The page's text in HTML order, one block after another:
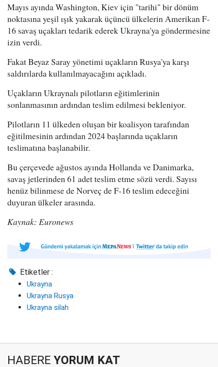
Mayıs ayında Washington, Kiev için "tarihi" bir dönüm
noktasına yeşil ışık yakarak üçüncü ülkelerin Amerikan F-
16 savaş uçakları tedarik ederek Ukrayna'ya göndermesine
izin verdi.
Fakat Beyaz Saray yönetimi uçakların Rusya'ya karşı
saldırılarda kullanılmayacağını açıkladı.
Uçakların Ukraynalı pilotların eğitimlerinin
sonlanmasının ardından teslim edilmesi bekleniyor.
Pilotların 11 ülkeden oluşan bir koalisyon tarafından
eğitilmesinin ardından 2024 başlarında uçakların
teslimatına başlanabilir.
Bu çerçevede ağustos ayında Hollanda ve Danimarka,
savaş jetlerinden 61 adet teslim etme sözü verdi. Sayısı
henüz bilinmese de Norveç de F-16 teslim edeceğini
duyuran ülkeler arasında.
Kaynak: Euronews
Etiketler :
Ukrayna
Ukrayna Rusya
Ukrayna silah
HABERE YORUM KAT